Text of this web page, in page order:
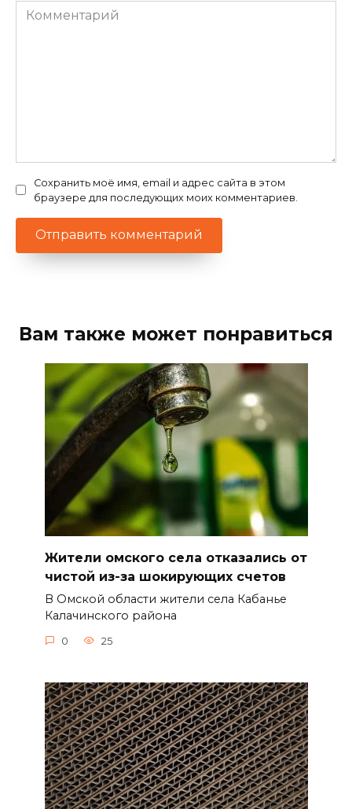
Комментарий
Сохранить моё имя, email и адрес сайта в этом
браузере для последующих моих комментариев.
Вам также может понравиться
Жители омского села отказались от
чистой из-за шокирующих счетов
В Омской области жители села Кабанье
Калачинского района
0 25